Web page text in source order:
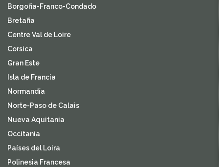
Borgoña-Franco-Condado
Bretaña
Centre Val de Loire
Corsica
Gran Este
Isla de Francia
Normandía
Norte-Paso de Calais
Nueva Aquitania
Occitania
Países del Loira
Polinesia Francesa